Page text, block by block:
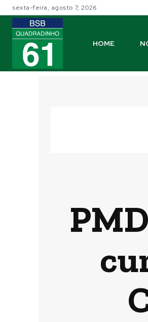
sexta-feira, agosto 7, 2026
HOME